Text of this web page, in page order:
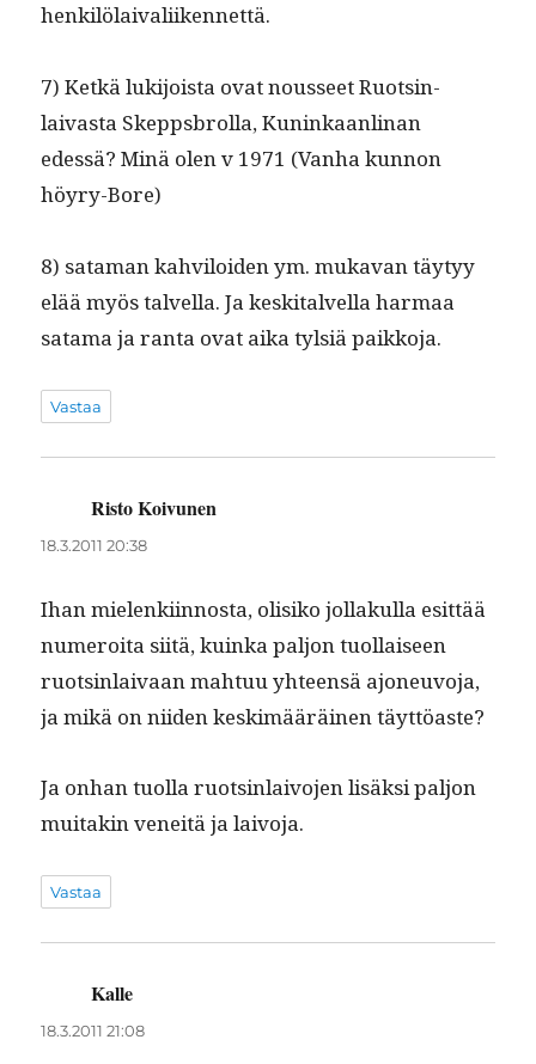
henkilölaivaliikennettä.
7) Ketkä luk­i­joista ovat nousseet Ruotsin-
laivas­ta Skepps­brol­la, Kuninkaan­li­nan
edessä? Minä olen v 1971 (Van­ha kun­non
höyry-Bore)
8) sata­man kahviloiden ym. muka­van täy­tyy
elää myös talvel­la. Ja keski­talvel­la har­maa
sata­ma ja ranta ovat aika tyl­siä paikkoja.
Vastaa
Risto Koivunen
18.3.2011 20:38
Ihan mie­lenki­in­nos­ta, olisiko jol­lakul­la esit­tää
numeroi­ta siitä, kuin­ka paljon tuol­laiseen
ruotsin­laivaan mah­tuu yhteen­sä ajoneu­vo­ja,
ja mikä on niiden keskimääräi­nen täyttöaste?
Ja onhan tuol­la ruotsin­laivo­jen lisäk­si paljon
muitakin veneitä ja laivoja.
Vastaa
Kalle
18.3.2011 21:08